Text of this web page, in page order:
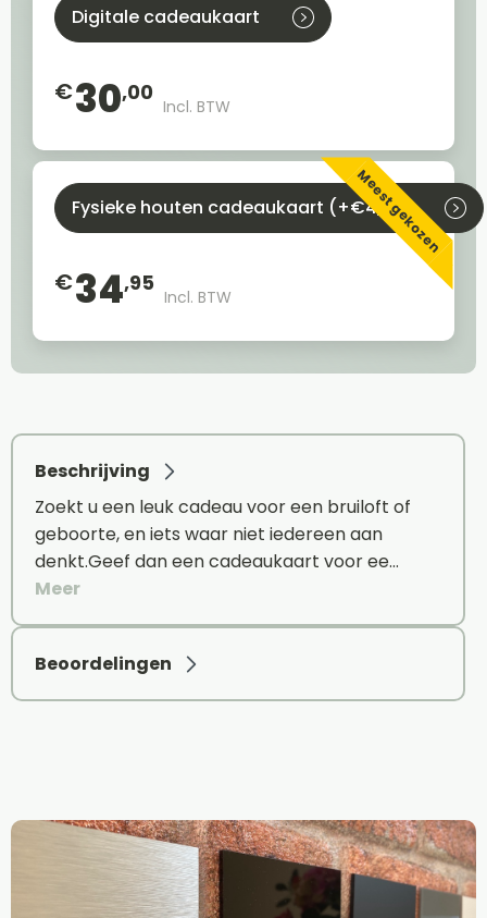
Digitale cadeaukaart
€30,00
Incl. BTW
Meest gekozen
Fysieke houten cadeaukaart (+€4,95)
€34,95
Incl. BTW
Beschrijving
Zoekt u een leuk cadeau voor een bruiloft of
geboorte, en iets waar niet iedereen aan
denkt.Geef dan een cadeaukaart voor ee…
Meer
Beoordelingen